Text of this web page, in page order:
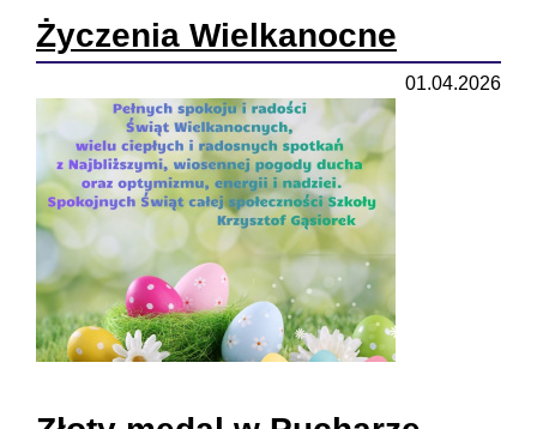
Życzenia Wielkanocne
01.04.2026